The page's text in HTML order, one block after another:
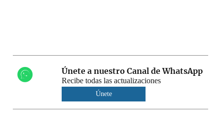
Únete a nuestro Canal de WhatsApp
Recibe todas las actualizaciones
Únete